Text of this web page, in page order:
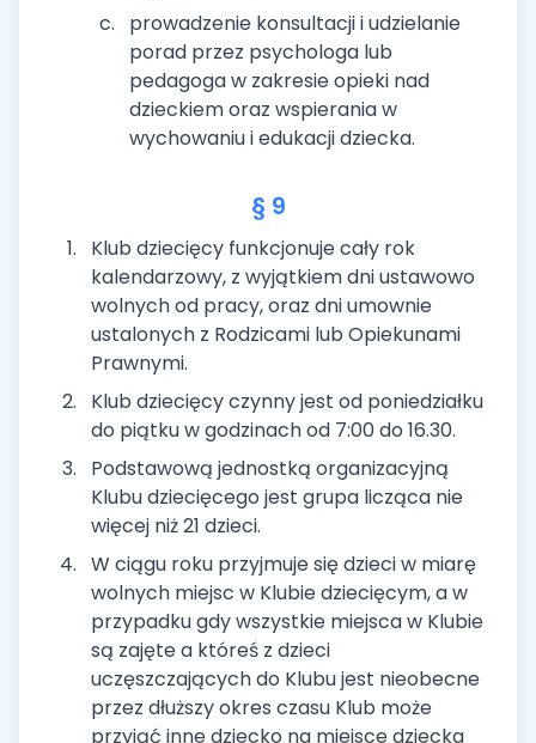
prowadzenie konsultacji i udzielanie
porad przez psychologa lub
pedagoga w zakresie opieki nad
dzieckiem oraz wspierania w
wychowaniu i edukacji dziecka.
§ 9
Klub dziecięcy funkcjonuje cały rok
kalendarzowy, z wyjątkiem dni ustawowo
wolnych od pracy, oraz dni umownie
ustalonych z Rodzicami lub Opiekunami
Prawnymi.
Klub dziecięcy czynny jest od poniedziałku
do piątku w godzinach od 7:00 do 16.30.
Podstawową jednostką organizacyjną
Klubu dziecięcego jest grupa licząca nie
więcej niż 21 dzieci.
W ciągu roku przyjmuje się dzieci w miarę
wolnych miejsc w Klubie dziecięcym, a w
przypadku gdy wszystkie miejsca w Klubie
są zajęte a któreś z dzieci
uczęszczających do Klubu jest nieobecne
przez dłuższy okres czasu Klub może
przyjąć inne dziecko na miejsce dziecka